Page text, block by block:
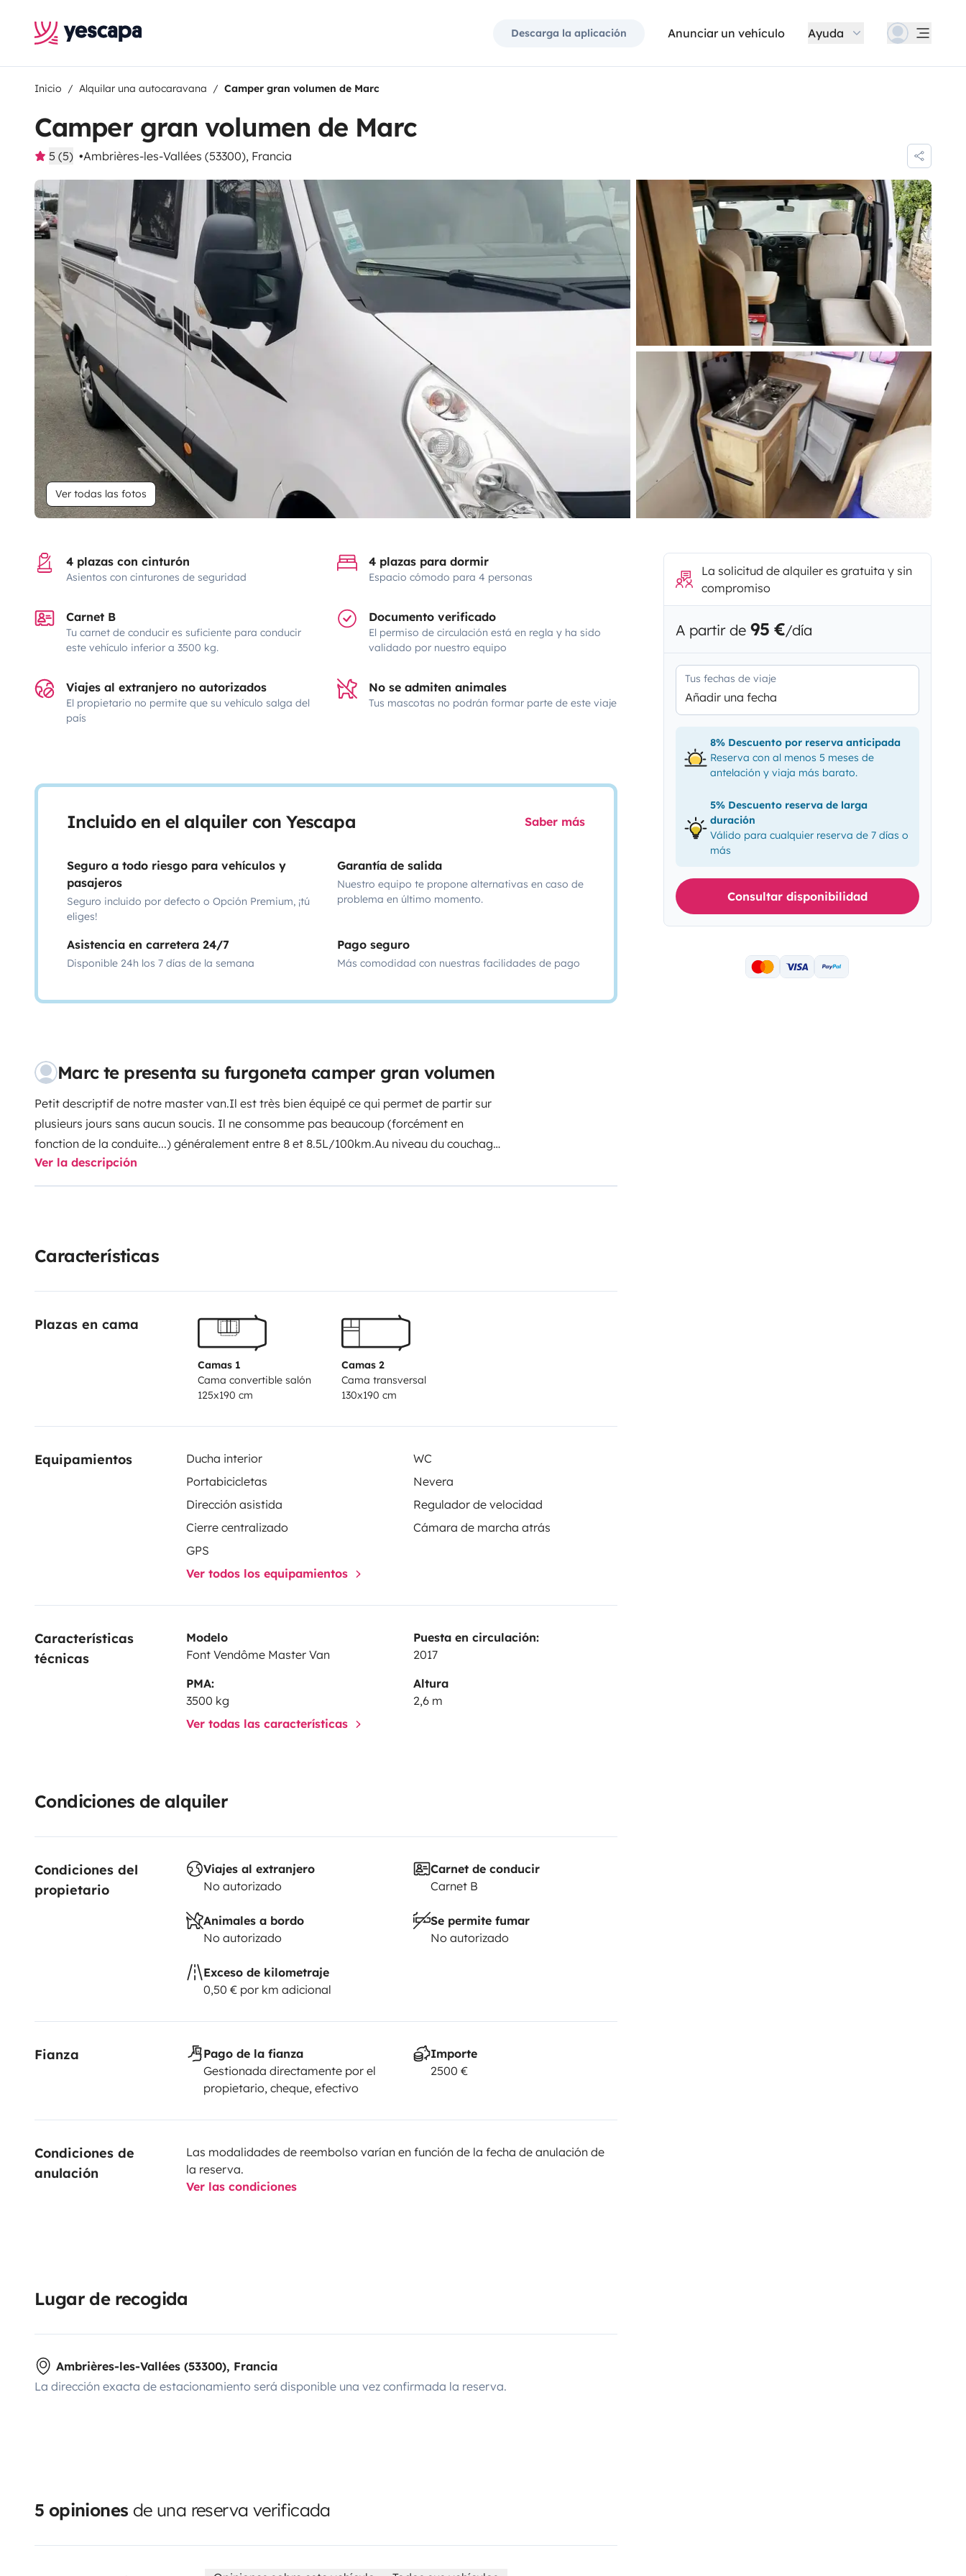
Descarga la aplicación Anunciar un vehículo Ayuda
Inicio Alquilar una autocaravana Camper gran volumen de Marc
Camper gran volumen de Marc
5 (5) Ambrières-les-Vallées (53300), Francia
Ver todas las fotos
4 plazas con cinturón
Asientos con cinturones de seguridad
4 plazas para dormir
Espacio cómodo para 4 personas
Carnet B
Tu carnet de conducir es suficiente para conducir
este vehículo inferior a 3500 kg.
Documento verificado
El permiso de circulación está en regla y ha sido
validado por nuestro equipo
Viajes al extranjero no autorizados
El propietario no permite que su vehículo salga del
país
No se admiten animales
Tus mascotas no podrán formar parte de este viaje
Incluido en el alquiler con Yescapa Saber más
Seguro a todo riesgo para vehículos y
pasajeros
Seguro incluido por defecto o Opción Premium, ¡tú
eliges!
Garantía de salida
Nuestro equipo te propone alternativas en caso de
problema en último momento.
Asistencia en carretera 24/7
Disponible 24h los 7 días de la semana
Pago seguro
Más comodidad con nuestras facilidades de pago
Marc te presenta su furgoneta camper gran volumen
Petit descriptif de notre master van.Il est très bien équipé ce qui permet de partir sur
plusieurs jours sans aucun soucis. Il ne consomme pas beaucoup (forcément en
fonction de la conduite...) généralement entre 8 et 8.5L/100km.Au niveau du couchage
il y a un lit fixe à l'arrière du fourgon en transversal et le second est au niveau de la
kitchenette.Il dispose d'une carte grise pour 4 personnes mais pour le couchage est
Ver la descripción
Características
Plazas en cama
Camas 1
Cama convertible salón
125x190 cm
Camas 2
Cama transversal
130x190 cm
Equipamientos Ducha interior
WC
Portabicicletas
Nevera
Dirección asistida
Regulador de velocidad
Cierre centralizado
Cámara de marcha atrás
GPS
Ver todos los equipamientos
Características
técnicas
Modelo
Font Vendôme Master Van
Puesta en circulación:
2017
PMA:
3500 kg
Altura
2,6 m
Ver todas las características
Condiciones de alquiler
Condiciones del
propietario
Viajes al extranjero
No autorizado
Carnet de conducir
Carnet B
Animales a bordo
No autorizado
Se permite fumar
No autorizado
Exceso de kilometraje
0,50 € por km adicional
Fianza
Pago de la fianza
Gestionada directamente por el
propietario, cheque, efectivo
Importe
2500 €
Condiciones de
anulación
Las modalidades de reembolso varían en función de la fecha de anulación de
la reserva.
Ver las condiciones
Lugar de recogida
Ambrières-les-Vallées (53300), Francia
La dirección exacta de estacionamiento será disponible una vez confirmada la reserva.
5 opiniones de una reserva verificada
La solicitud de alquiler es gratuita y sin
compromiso
A partir de 95 €/día
Tus fechas de viaje
Añadir una fecha
8% Descuento por reserva anticipada
Reserva con al menos 5 meses de
antelación y viaja más barato.
5% Descuento reserva de larga
duración
Válido para cualquier reserva de 7 días o
más
Consultar disponibilidad